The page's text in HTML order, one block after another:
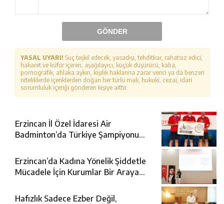
GÖNDER
YASAL UYARI! Suç teşkil edecek, yasadışı, tehditkar, rahatsız edici,
hakaret ve küfür içeren, aşağılayıcı, küçük düşürücü, kaba,
pornografik, ahlaka aykırı, kişilik haklarına zarar verici ya da benzeri
niteliklerde içeriklerden doğan her türlü mali, hukuki, cezai, idari
sorumluluk içeriği gönderen kişiye aittir.
Erzincan İl Özel İdaresi Air
Badminton’da Türkiye Şampiyonu
Erzincan’da Kadına Yönelik Şiddetle
Mücadele İçin Kurumlar Bir Araya
Hafızlık Sadece Ezber Değil,